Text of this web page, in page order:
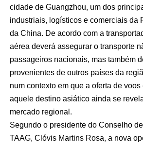
cidade de Guangzhou, um dos
industriais, logísticos e comerciais da
da China. De acordo com a
aérea deverá assegurar o transporte
passageiros nacionais, mas também
provenientes de outros países da
num contexto em que a oferta de voos
aquele destino asiático ainda se
mercado regional.
Segundo o presidente do Conselho
TAAG, Clóvis Martins Rosa, a nova